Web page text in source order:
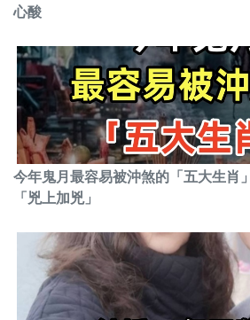
心酸
今年鬼月最容易被沖煞的「五大生肖
「兇上加兇」